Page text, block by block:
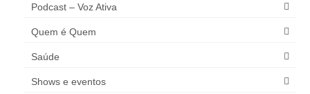
Podcast – Voz Ativa
Quem é Quem
Saúde
Shows e eventos